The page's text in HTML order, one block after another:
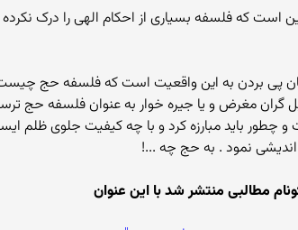
است که فلسفه بسیاری از احکام الهی را
پی بردن به این واقعیت است که فلسفه حج چیست
گران مغرض و یا جیره خوار به عنوان
چطور باید مبارزه کرد و با چه کیفیت جلوی ظلم
نمود . به حج چه ...!
مطالبی منتشر شد با این عنوان